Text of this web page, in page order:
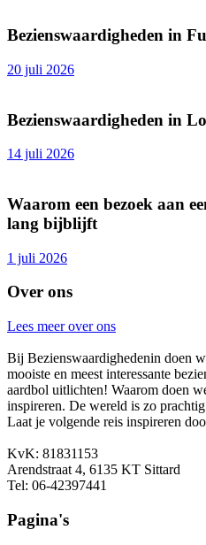
Bezienswaardigheden in
20 juli 2026
Bezienswaardigheden in
14 juli 2026
Waarom een bezoek aan
lang bijblijft
1 juli 2026
Over ons
Lees meer over ons
Bij Bezienswaardighedenin doen
mooiste en meest interessante
aardbol uitlichten! Waarom doen
inspireren. De wereld is zo
Laat je volgende reis inspireren
KvK: 81831153
Arendstraat 4, 6135 KT Sittard
Tel: 06-42397441
Pagina's